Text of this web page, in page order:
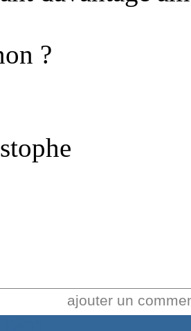
?
ajouter un